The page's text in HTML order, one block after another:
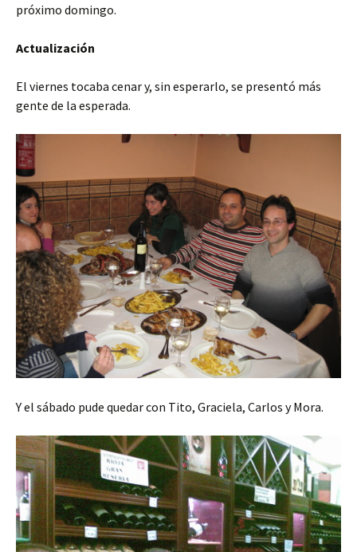
próximo domingo.
Actualización
El viernes tocaba cenar y, sin esperarlo, se presentó más
gente de la esperada.
Y el sábado pude quedar con Tito, Graciela, Carlos y Mora.